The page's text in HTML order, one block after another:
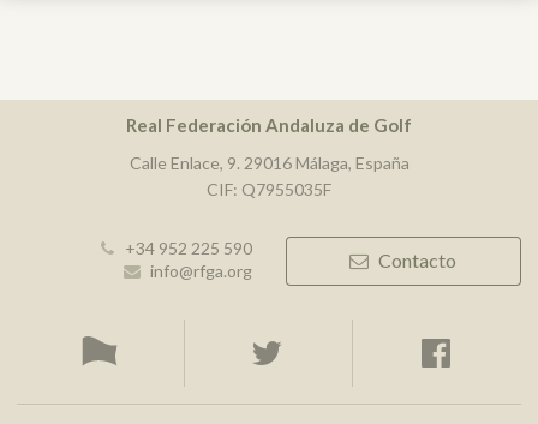
Real Federación Andaluza de Golf
Calle Enlace, 9. 29016 Málaga, España
CIF: Q7955035F
+34 952 225 590
info@rfga.org
Contacto